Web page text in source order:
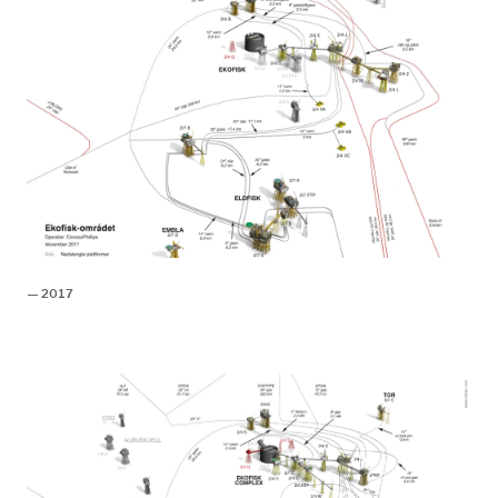
I dag RNNP – Risikonivå i norsk
petroleumsvirksomhet
Stang, Leif. (2000. 16. oktober). Frykter storulykke.
Dagbladet.
^
Norge Arbeids- og administrasjonsdepartementet.
Om helse, miljø og sikkerhet i
petroleumsvirksomheten(Vol. Nr 7 (2001-2002), Oslo:
Departementet. Hentet fra
sikkerhet og arbeidsmiljø i petroleumsnæringen blitt
overført til Kommunal- og arbeidsdepartementet,
senere Arbeids- og administrasjonsdepartementet.
Norge Arbeids- og administrasjonsdepartementet.
Om helse, miljø og sikkerhet i
— 2017